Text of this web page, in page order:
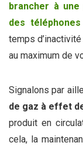
brancher à
des
temps
au maximum de
Signalons par
de gaz à effet
produit en
cela, la